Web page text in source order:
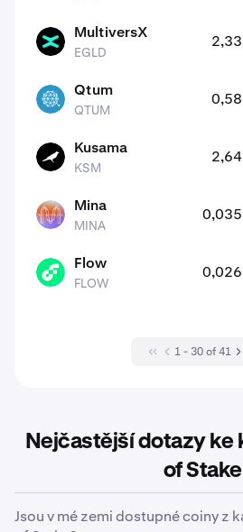
EGLD MultiversX
EGLD
QTUM Qtum
QTUM
KSM Kusama
KSM
MINA Mina
MINA
FLOW Flow
FLOW
1 - 30 of 41
Nejčastější dotazy ke
of Stake
Jsou v mé zemi dostupné coiny z